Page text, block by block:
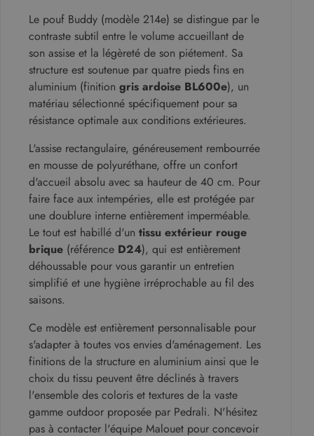
Le pouf Buddy (modèle 214e) se distingue par le
contraste subtil entre le volume accueillant de
son assise et la légèreté de son piétement. Sa
structure est soutenue par quatre pieds fins en
aluminium (finition gris ardoise BL600e), un
matériau sélectionné spécifiquement pour sa
résistance optimale aux conditions extérieures.
L'assise rectangulaire, généreusement rembourrée
en mousse de polyuréthane, offre un confort
d'accueil absolu avec sa hauteur de 40 cm. Pour
faire face aux intempéries, elle est protégée par
une doublure interne entièrement imperméable.
Le tout est habillé d'un tissu extérieur rouge
brique (référence D24), qui est entièrement
déhoussable pour vous garantir un entretien
simplifié et une hygiène irréprochable au fil des
saisons.
Ce modèle est entièrement personnalisable pour
s'adapter à toutes vos envies d'aménagement. Les
finitions de la structure en aluminium ainsi que le
choix du tissu peuvent être déclinés à travers
l'ensemble des coloris et textures de la vaste
gamme outdoor proposée par Pedrali. N'hésitez
pas à contacter l'équipe Malouet pour concevoir